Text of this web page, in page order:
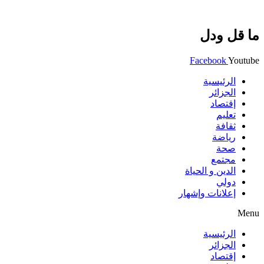
ما قل ودل
FacebookYoutube
الرئيسية
الجزائر
إقتصاد
تعليم
ثقافة
رياضة
صحة
مجتمع
الدين و الحياة
دولي
إعلانات وإشهار
Menu
الرئيسية
الجزائر
إقتصاد